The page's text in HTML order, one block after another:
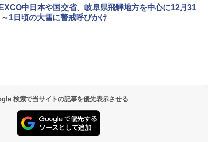
19,541円～
5,758円～
中日本や国交省、岐阜県飛騨地方を中心に12月31
～1日頃の大雪に警戒呼びかけ
検索で当サイトの記事を優先表示させる